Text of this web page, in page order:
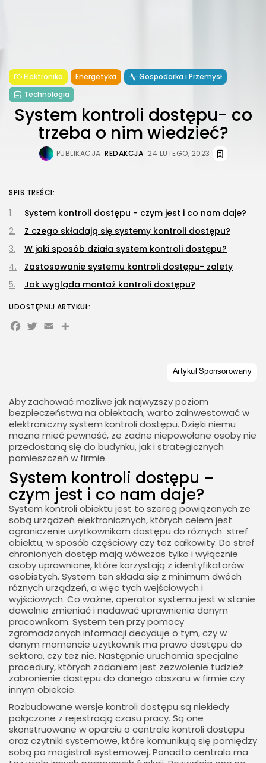
Elektronika Energetyka
Gospodarka i Przemysł
Technologia
System kontroli dostępu- co
trzeba o nim wiedzieć?
PUBLIKACJA: REDAKCJA 24 LUTEGO, 2023
Aby zachować możliwe jak najwyższy poziom
bezpieczeństwa na obiektach, warto zainwestować w
elektroniczny system kontroli dostępu. Dzięki niemu
można mieć pewność, że żadne niepowołane osoby nie
przedostaną się do budynku, jak i strategicznych
pomieszczeń w firmie.
​System kontroli dostępu –
czym jest i co nam daje?
System kontroli obiektu jest to szereg powiązanych ze
sobą urządzeń elektronicznych, których celem jest
ograniczenie użytkownikom dostępu do różnych stref
obiektu, w sposób częściowy czy też całkowity. Do stref
chronionych dostęp mają wówczas tylko i wyłącznie
osoby uprawnione, które korzystają z identyfikatorów
osobistych. System ten składa się z minimum dwóch
różnych urządzeń, a więc tych wejściowych i
wyjściowych. Co ważne, operator systemu jest w stanie
dowolnie zmieniać i nadawać uprawnienia danym
pracownikom. System ten przy pomocy
zgromadzonych informacji decyduje o tym, czy w
danym momencie użytkownik ma prawo dostępu do
sektora, czy też nie. Następnie uruchamia specjalne
procedury, których zadaniem jest zezwolenie tudzież
zabronienie dostępu do danego obszaru w firmie czy
innym obiekcie.
Rozbudowane wersje kontroli dostępu są niekiedy
połączone z rejestracją czasu pracy. Są one
skonstruowane w oparciu o centrale kontroli dostępu
oraz czytniki systemowe, które komunikują się pomiędzy
sobą po magistrali systemowej. Ponadto centrala ma
SPIS TREŚCI:
​System kontroli dostępu - czym jest i co nam daje?
​Z czego składają się systemy kontroli dostępu?
​W jaki sposób działa system kontroli dostępu?
​Zastosowanie systemu kontroli dostępu- zalety
​Jak wygląda montaż kontroli dostępu?
UDOSTĘPNIJ ARTYKUŁ:
Facebook
Twitter
EmailShare